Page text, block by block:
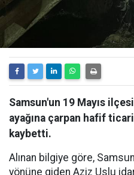
Samsun'un 19 Mayıs
ayağına çarpan hafif
kaybetti.
Alınan bilgiye göre,
yönüne giden Aziz Uslu